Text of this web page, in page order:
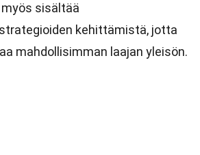
sisältää
kehittämistä, jotta
mahdollisimman laajan yleisön.